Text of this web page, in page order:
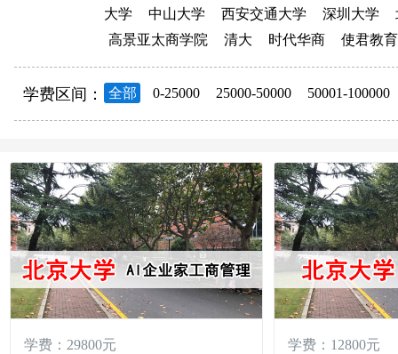
大学
中山大学 西安交通大学 深圳大学
高景亚太商学院
清大 时代华商 使君教育
学费区间： 全部 0-25000 25000-50000 50001-100000
学费：29800元
学费：12800元